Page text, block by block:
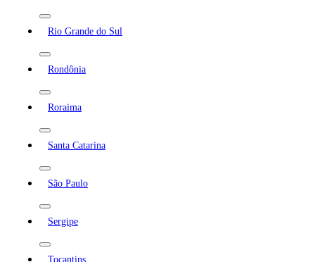
Rio Grande do Sul
Rondônia
Roraima
Santa Catarina
São Paulo
Sergipe
Tocantins